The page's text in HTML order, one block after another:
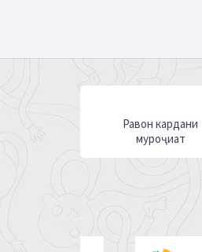
Равон кардани
муроҷиат